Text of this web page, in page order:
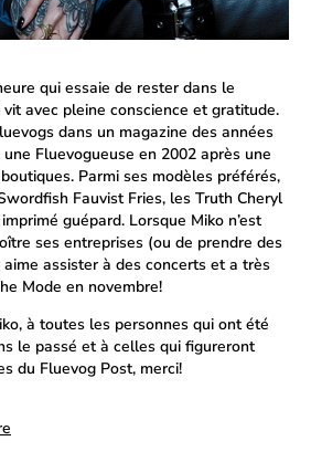
qui essaie de rester dans le
avec pleine conscience et gratitude.
dans un magazine des années
Fluevogueuse en 2002 après une
Parmi ses modèles préférés,
Fauvist Fries, les Truth Cheryl
guépard. Lorsque Miko n’est
ses entreprises (ou de prendre des
assister à des concerts et a très
Mode en novembre!
à toutes les personnes qui ont été
le passé et à celles qui figureront
du Fluevog Post, merci!